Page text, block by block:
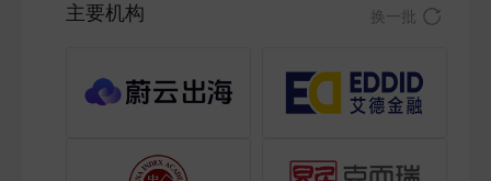
主要机构 换一批